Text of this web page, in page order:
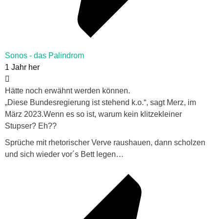
Sonos - das Palindrom
1 Jahr her
Hätte noch erwähnt werden können.
„Diese Bundesregierung ist stehend k.o.“, sagt Merz, im
März 2023.Wenn es so ist, warum kein klitzekleiner
Stupser? Eh??
Sprüche mit rhetorischer Verve raushauen, dann scholzen
und sich wieder vor´s Bett legen…